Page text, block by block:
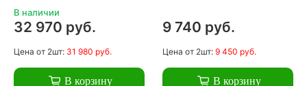
В наличии
32 970 руб.
Цена от 2шт: 31 980 руб.
В корзину
9 740 руб.
Цена от 2шт: 9 450 руб.
В корзину